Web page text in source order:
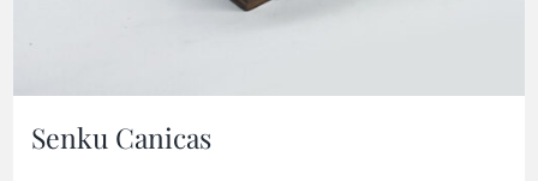
Senku Canicas